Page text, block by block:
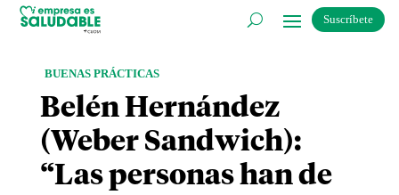
Suscríbete
BUENAS PRÁCTICAS
Belén Hernández
(Weber Sandwich):
“Las personas han de